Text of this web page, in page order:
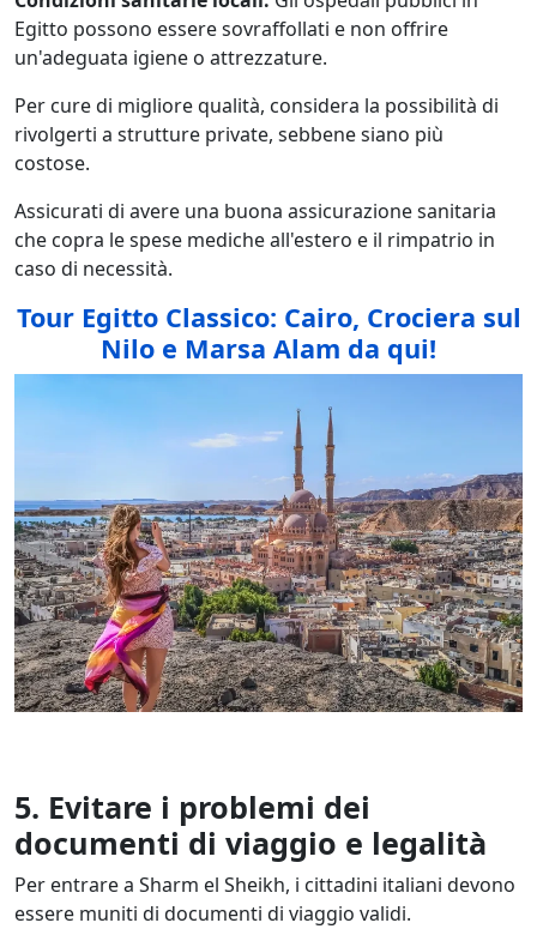
Egitto possono essere sovraffollati e non offrire
un'adeguata igiene o attrezzature.
Per cure di migliore qualità, considera la possibilità di
rivolgerti a strutture private, sebbene siano più
costose.
Assicurati di avere una buona assicurazione sanitaria
che copra le spese mediche all'estero e il rimpatrio in
caso di necessità.
Tour Egitto Classico: Cairo, Crociera sul
Nilo e Marsa Alam da qui!
5. Evitare i problemi dei
documenti di viaggio e legalità
Per entrare a Sharm el Sheikh, i cittadini italiani devono
essere muniti di documenti di viaggio validi.